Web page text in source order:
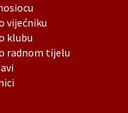
vijećniku
klubu
radnom tijelu